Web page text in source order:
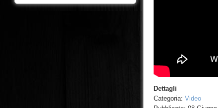
Dettagli
Categoria: Video